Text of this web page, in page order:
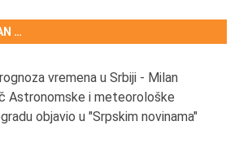
…
vremena u Srbiji - Milan
Astronomske i meteorološke
objavio u "Srpskim novinama"